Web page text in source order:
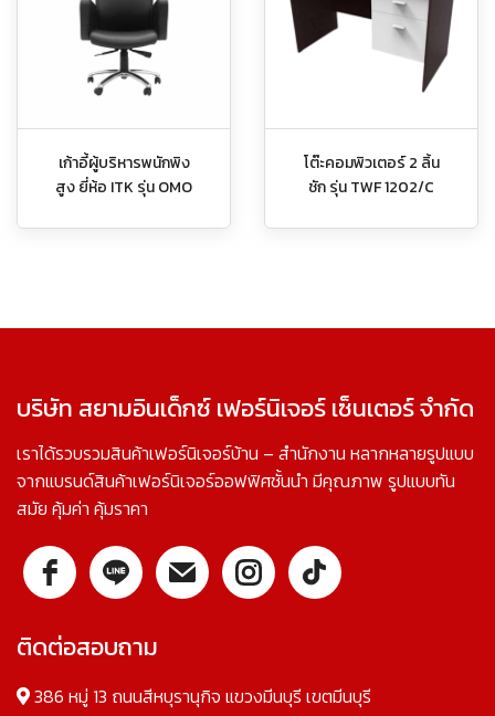
เก้าอี้ผู้บริหารพนักพิง
สูง ยี่ห้อ ITK รุ่น OMO
โต๊ะคอมพิวเตอร์ 2 ลิ้น
ชัก รุ่น TWF 1202/C
บริษัท สยามอินเด็กซ์ เฟอร์นิเจอร์ เซ็นเตอร์ จำกัด
เราได้รวบรวมสินค้าเฟอร์นิเจอร์บ้าน – สำนักงาน หลากหลายรูปแบบ
จากแบรนด์สินค้าเฟอร์นิเจอร์ออฟฟิศชั้นนำ มีคุณภาพ รูปแบบทัน
สมัย คุ้มค่า คุ้มราคา
ติดต่อสอบถาม
386 หมู่ 13 ถนนสีหบุรานุกิจ แขวงมีนบุรี เขตมีนบุรี